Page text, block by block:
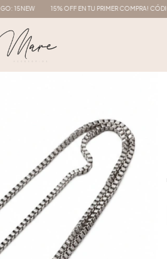
15% OFF EN TU PRIMER COMPRA! CÓDIGO: 15NEW